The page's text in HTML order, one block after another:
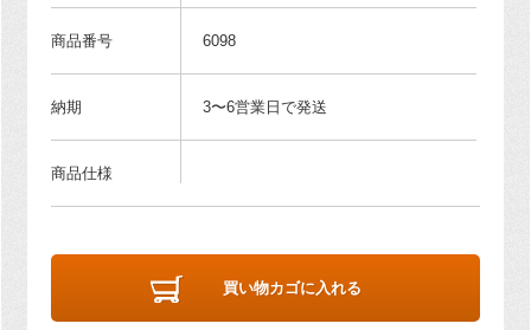
商品番号 6098
納期 3〜6営業日で発送
商品仕様
買い物カゴに入れる